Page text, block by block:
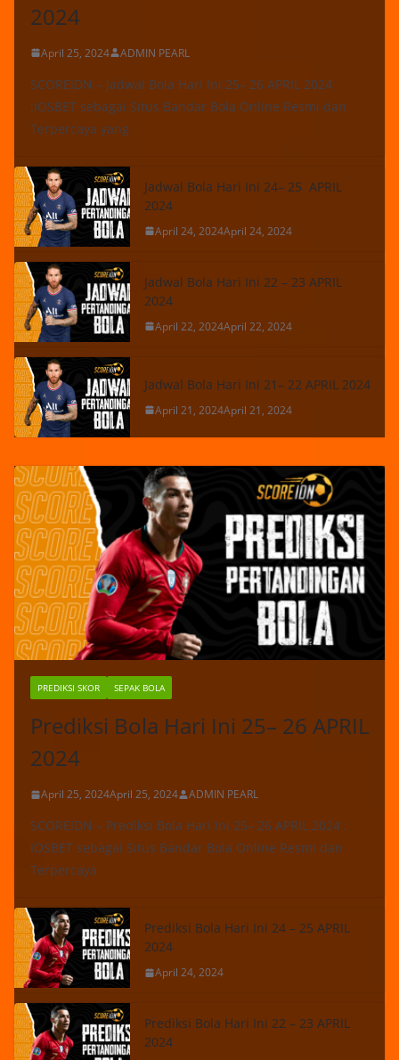
2024
April 25, 2024 ADMIN PEARL
SCOREIDN – Jadwal Bola Hari Ini 25– 26 APRIL 2024
:IOSBET sebagai Situs Bandar Bola Online Resmi dan
Terpercaya yang
Jadwal Bola Hari Ini 24– 25 APRIL
2024
April 24, 2024April 24, 2024
Jadwal Bola Hari Ini 22 – 23 APRIL
2024
April 22, 2024April 22, 2024
Jadwal Bola Hari Ini 21– 22 APRIL 2024
April 21, 2024April 21, 2024
PREDIKSI SKOR SEPAK BOLA
Prediksi Bola Hari Ini 25– 26 APRIL
2024
April 25, 2024April 25, 2024 ADMIN PEARL
SCOREIDN – Prediksi Bola Hari Ini 25– 26 APRIL 2024 :
IOSBET sebagai Situs Bandar Bola Online Resmi dan
Terpercaya
Prediksi Bola Hari Ini 24 – 25 APRIL
2024
April 24, 2024
Prediksi Bola Hari Ini 22 – 23 APRIL
2024